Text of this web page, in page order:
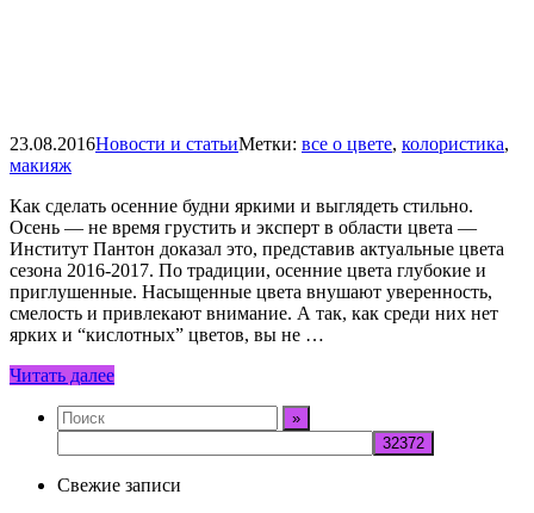
23.08.2016Новости и статьиМетки: все о цвете, колористика,
макияж
Как сделать осенние будни яркими и выглядеть стильно.
Осень — не время грустить и эксперт в области цвета —
Институт Пантон доказал это, представив актуальные цвета
сезона 2016-2017. По традиции, осенние цвета глубокие и
приглушенные. Насыщенные цвета внушают уверенность,
смелость и привлекают внимание. А так, как среди них нет
ярких и “кислотных” цветов, вы не …
Читать далее
Свежие записи